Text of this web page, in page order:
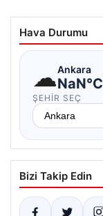
Hava Durumu
☁Ankara
NaN°C
ŞEHIR SEÇ
Bizi Takip Edin